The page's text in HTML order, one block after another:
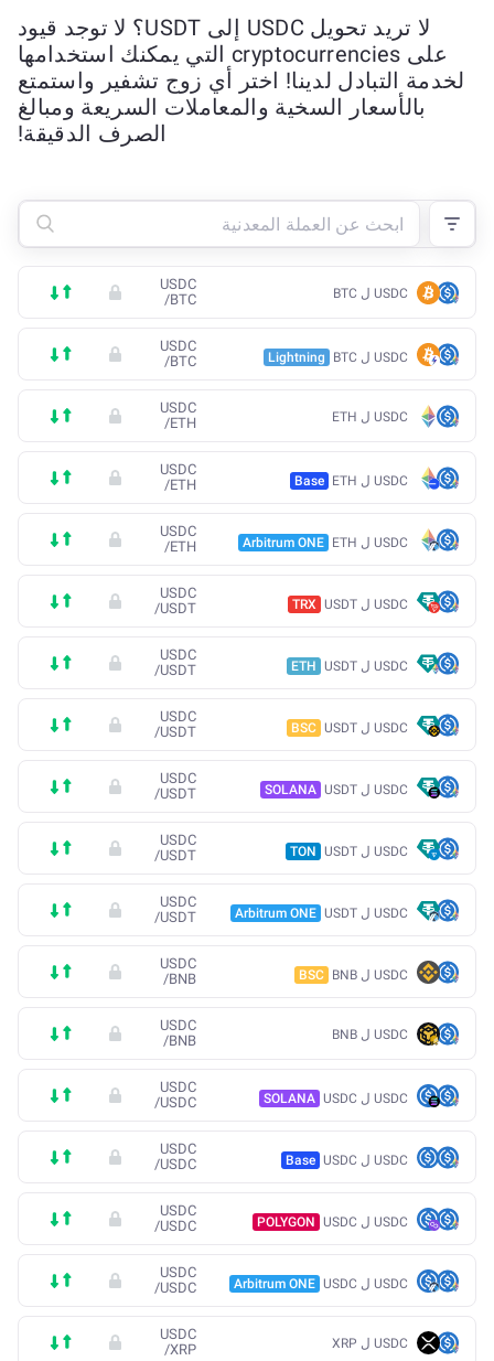
لا تريد تحويل USDC إلى USDT؟ لا توجد قيود
على cryptocurrencies التي يمكنك استخدامها
لخدمة التبادل لدينا! اختر أي زوج تشفير واستمتع
بالأسعار السخية والمعاملات السريعة ومبالغ
الصرف الدقيقة!
USDC ل BTC
USDC
/BTC
USDC ل BTC Lightning
USDC
/BTC
USDC ل ETH
USDC
/ETH
USDC ل ETH Base
USDC
/ETH
USDC ل ETH Arbitrum ONE
USDC
/ETH
USDC ل USDT TRX
USDC
/USDT
USDC ل USDT ETH
USDC
/USDT
USDC ل USDT BSC
USDC
/USDT
USDC ل USDT SOLANA
USDC
/USDT
USDC ل USDT TON
USDC
/USDT
USDC ل USDT Arbitrum ONE
USDC
/USDT
USDC ل BNB BSC
USDC
/BNB
USDC ل BNB
USDC
/BNB
USDC ل USDC SOLANA
USDC
/USDC
USDC ل USDC Base
USDC
/USDC
USDC ل USDC POLYGON
USDC
/USDC
USDC ل USDC Arbitrum ONE
USDC
/USDC
USDC ل XRP
USDC
/XRP